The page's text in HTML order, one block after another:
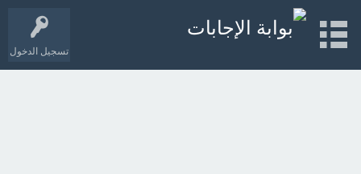
تسجيل الدخول